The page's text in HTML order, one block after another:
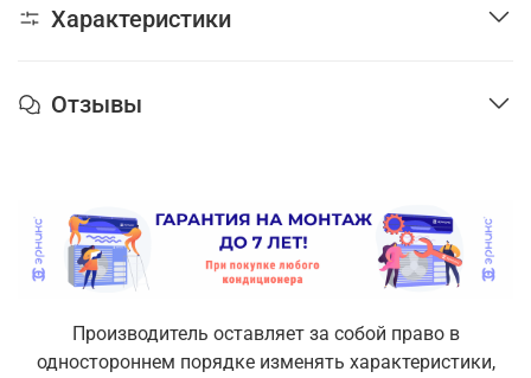
Характеристики
Отзывы
Производитель оставляет за собой право в
одностороннем порядке изменять характеристики,